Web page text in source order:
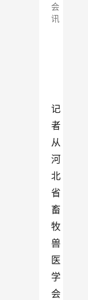
会
讯
记
者
从
河
北
省
畜
牧
兽
医
学
会